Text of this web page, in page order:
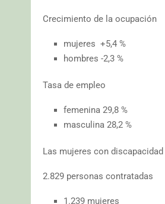
Crecimiento de la ocupación
mujeres +5,4 %
hombres -2,3 %
Tasa de empleo
femenina 29,8 %
masculina 28,2 %
Las mujeres con
2.829 personas contratadas
1.239 mujeres